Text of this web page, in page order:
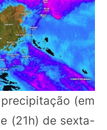
(em
(21h) de sexta-